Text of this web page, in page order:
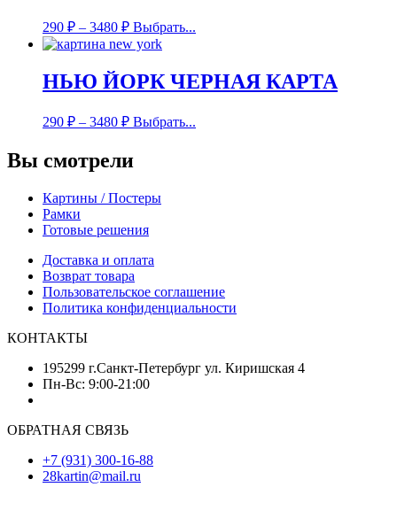
290 ₽ – 3480 ₽ Выбрать...
НЬЮ ЙОРК ЧЕРНАЯ КАРТА
290 ₽ – 3480 ₽ Выбрать...
Вы смотрели
Картины / Постеры
Рамки
Готовые решения
Доставка и оплата
Возврат товара
Пользовательское соглашение
Политика конфиденциальности
КОНТАКТЫ
195299 г.Санкт-Петербург ул. Киришская 4
Пн-Вс: 9:00-21:00
ОБРАТНАЯ СВЯЗЬ
+7 (931) 300-16-88
28kartin@mail.ru